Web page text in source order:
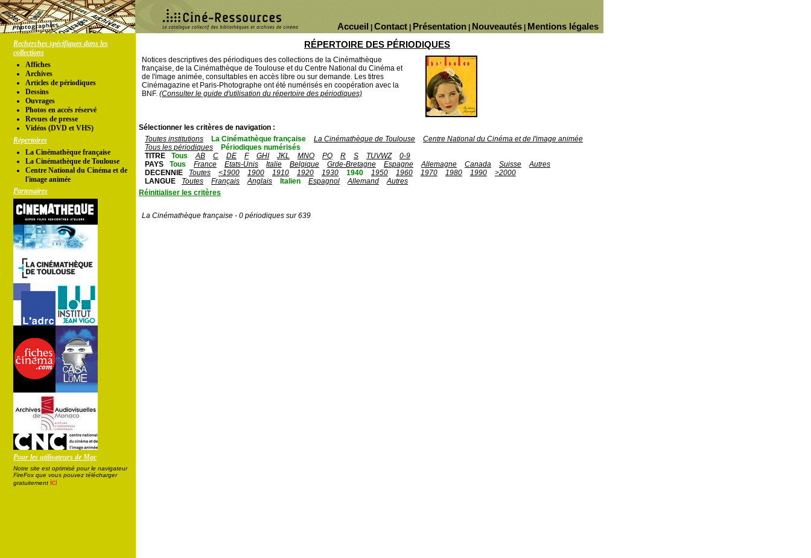
Mentions légales
Nouveautés
Présentation
Contact
Accueil
Recherches spécifiques dans les
collections
Affiches
Archives
Articles de périodiques
Dessins
Ouvrages
Photos en accés réservé
Revues de presse
Vidéos (DVD et VHS)
Répertoires
La Cinémathèque française
La Cinémathèque de Toulouse
Centre National du Cinéma et de
l'image animée
Partenaires
Pour les utilisateurs de Mac
Notre site est optimisé pour le navigateur
FireFox que vous pouvez télécharger
gratuitement ici
RÉPERTOIRE DES PÉRIODIQUES
Notices descriptives des périodiques des collections de la Cinémathèque
française, de la Cinémathèque de Toulouse et du Centre National du Cinéma et
de l'image animée, consultables en accès libre ou sur demande. Les titres
Cinémagazine et Paris-Photographe ont été numérisés en coopération avec la
BNF. (Consulter le guide d'utilisation du répertoire des périodiques)
Sélectionner les critères de navigation :
Toutes institutions
La Cinémathèque française La Cinémathèque de Toulouse
Centre National du Cinéma et de l'image animée
Tous les périodiques
Périodiques numérisés
TITRE
Tous AB C DE F GHI JKL MNO PQ R S TUVWZ
0-9
PAYS
Tous France Etats-Unis Italie Belgique Grde-Bretagne Espagne Allemagne Canada Suisse
Autres
DECENNIE
Toutes <1900 1900 1910 1920 1930 1940 1950 1960 1970 1980 1990
>2000
LANGUE
Toutes Français Anglais Italien Espagnol Allemand
Autres
Réinitialiser les critères
La Cinémathèque française - 0 périodiques sur 639